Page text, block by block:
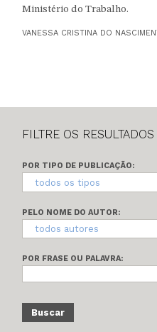
FILTRE OS RESULTADOS
POR TIPO DE PUBLICAÇÃO:
PELO NOME DO AUTOR:
POR FRASE OU PALAVRA:
Ministério do Trabalho.
VANESSA CRISTINA DO